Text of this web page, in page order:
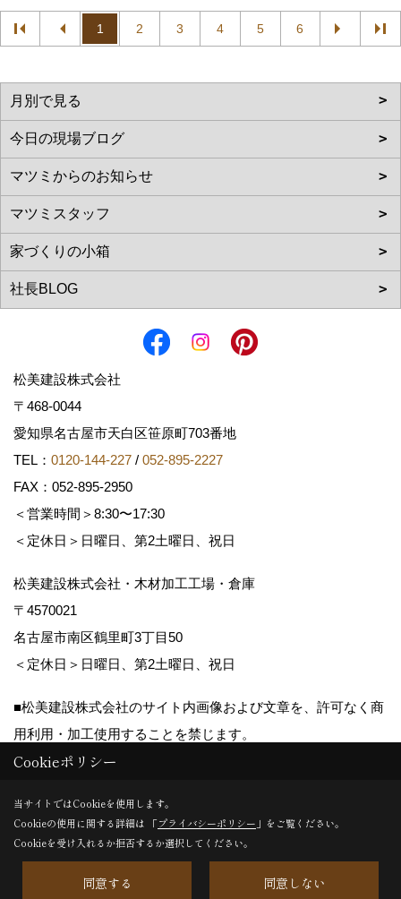
1 2 3 4 5 6
松美建設株式会社
〒468-0044
愛知県名古屋市天白区笹原町703番地
TEL： 0120-144-227 / 052-895-2227
FAX：052-895-2950
＜営業時間＞8:30〜17:30
＜定休日＞日曜日、第2土曜日、祝日
松美建設株式会社・木材加工工場・倉庫
〒4570021
名古屋市南区鶴里町3丁目50
＜定休日＞日曜日、第2土曜日、祝日
■松美建設株式会社のサイト内画像および文章を、許可なく商
用利用・加工使用することを禁じます。
Copyright (c) matsumikensetsu. All Rights Reserved.
Produced byゴデスクリエイト
Cookieポリシー
当サイトではCookieを使用します。
Cookieの使用に関する詳細は 「プライバシーポリシー 」をご覧ください。
Cookieを受け入れるか拒否するか選択してください。
同意する 同意しない